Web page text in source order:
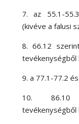
7. az 55.1-
(kivéve a falusi
8. 66.12
tevékenységből
9. a 77.1-77.2
10. 86.10
tevékenységből